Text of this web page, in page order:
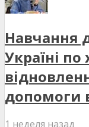
Навчання
Україні по
допомоги
1 неделя назад